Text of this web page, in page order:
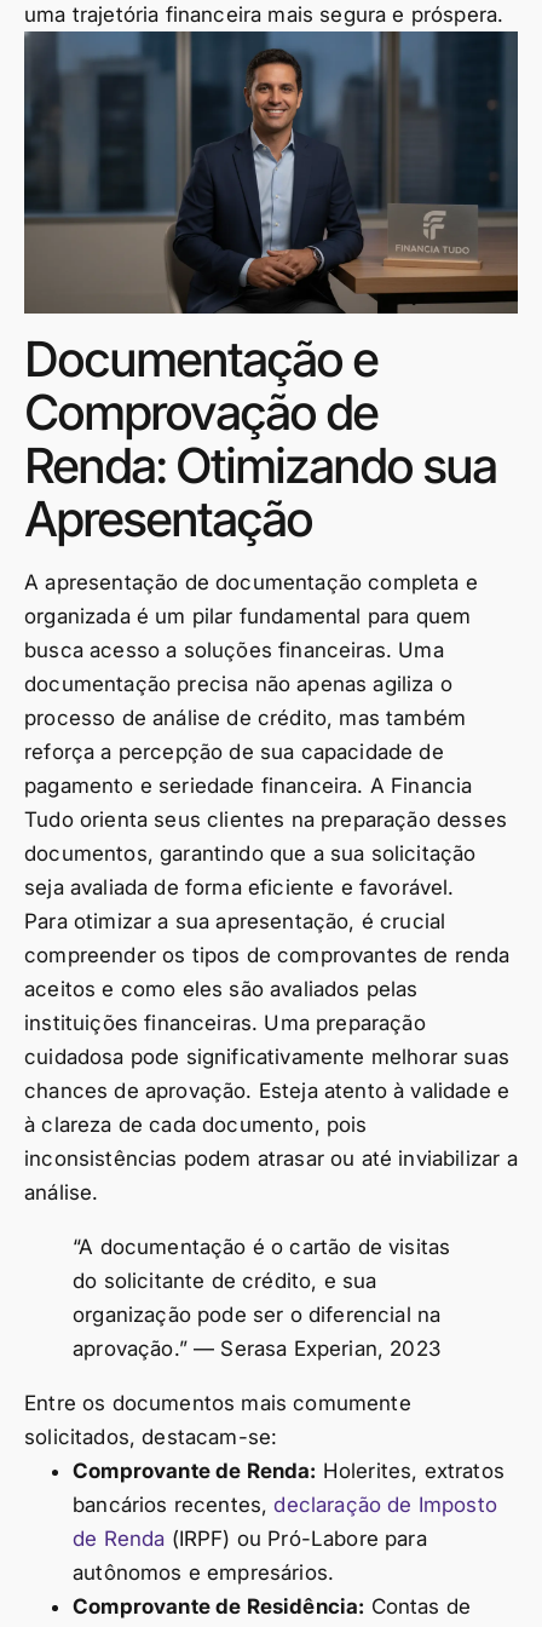
uma trajetória financeira mais segura e próspera.
Documentação e
Comprovação de
Renda: Otimizando sua
Apresentação
A apresentação de documentação completa e
organizada é um pilar fundamental para quem
busca acesso a soluções financeiras. Uma
documentação precisa não apenas agiliza o
processo de análise de crédito, mas também
reforça a percepção de sua capacidade de
pagamento e seriedade financeira. A Financia
Tudo orienta seus clientes na preparação desses
documentos, garantindo que a sua solicitação
seja avaliada de forma eficiente e favorável.
Para otimizar a sua apresentação, é crucial
compreender os tipos de comprovantes de renda
aceitos e como eles são avaliados pelas
instituições financeiras. Uma preparação
cuidadosa pode significativamente melhorar suas
chances de aprovação. Esteja atento à validade e
à clareza de cada documento, pois
inconsistências podem atrasar ou até inviabilizar a
análise.
“A documentação é o cartão de visitas
do solicitante de crédito, e sua
organização pode ser o diferencial na
aprovação.” — Serasa Experian, 2023
Entre os documentos mais comumente
solicitados, destacam-se:
Comprovante de Renda: Holerites, extratos
bancários recentes,declaração de Imposto
de Renda (IRPF) ou Pró-Labore para
autônomos e empresários.
Comprovante de Residência: Contas de